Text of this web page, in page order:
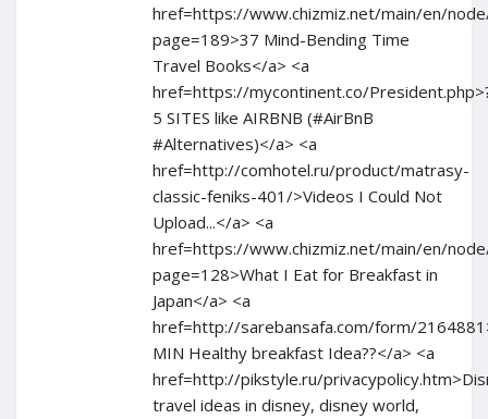
href=https://www.chizmiz.net/main/en/
page=189>37 Mind-Bending Time
Travel Books</a> <a
href=https://mycontinent.co/
5 SITES like AIRBNB (#AirBnB
#Alternatives)</a> <a
href=http://comhotel.ru/product/matrasy-
classic-feniks-401/>Videos I Could Not
Upload...</a> <a
href=https://www.chizmiz.net/main/en/
page=128>What I Eat for Breakfast in
Japan</a> <a
href=http://sarebansafa.com/form/
MIN Healthy breakfast Idea??</a> <a
href=http://pikstyle.ru/
travel ideas in disney, disney world,